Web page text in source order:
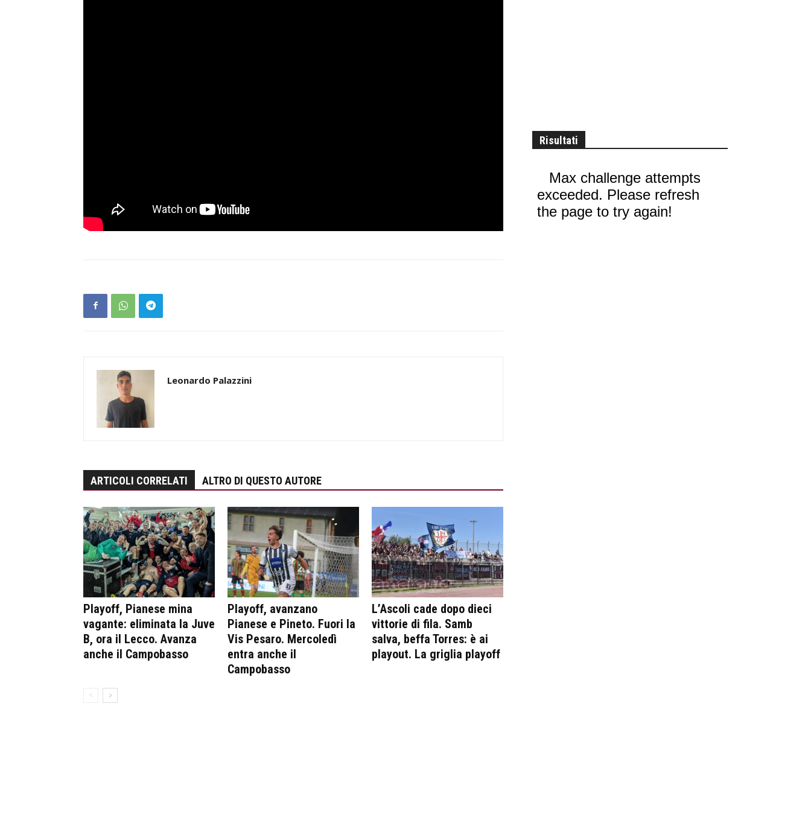
Leonardo Palazzini
ARTICOLI CORRELATI ALTRO DI QUESTO AUTORE
Playoff, Pianese mina
vagante: eliminata la Juve
B, ora il Lecco. Avanza
anche il Campobasso
Playoff, avanzano
Pianese e Pineto. Fuori la
Vis Pesaro. Mercoledì
entra anche il
Campobasso
L’Ascoli cade dopo dieci
vittorie di fila. Samb
salva, beffa Torres: è ai
playout. La griglia playoff
Risultati